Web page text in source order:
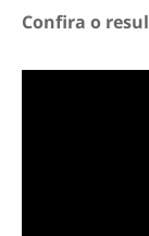
Confira o